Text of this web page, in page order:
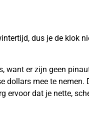
dus je de klok
er zijn geen
mee te nemen.
ervoor dat je nette,